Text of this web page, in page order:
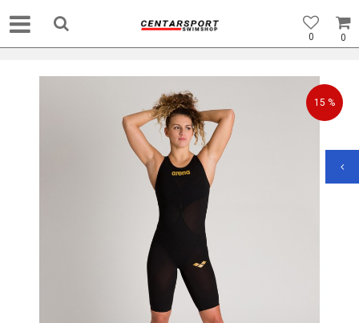
0
0
15 %